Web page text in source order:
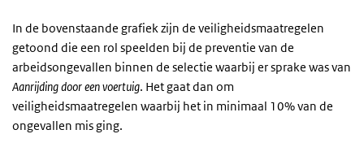
In de bovenstaande grafiek zijn de veiligheidsmaatregelen
getoond die een rol speelden bij de preventie van de
arbeidsongevallen binnen de selectie waarbij er sprake was van
Aanrijding door een voertuig. Het gaat dan om
veiligheidsmaatregelen waarbij het in minimaal 10% van de
ongevallen mis ging.